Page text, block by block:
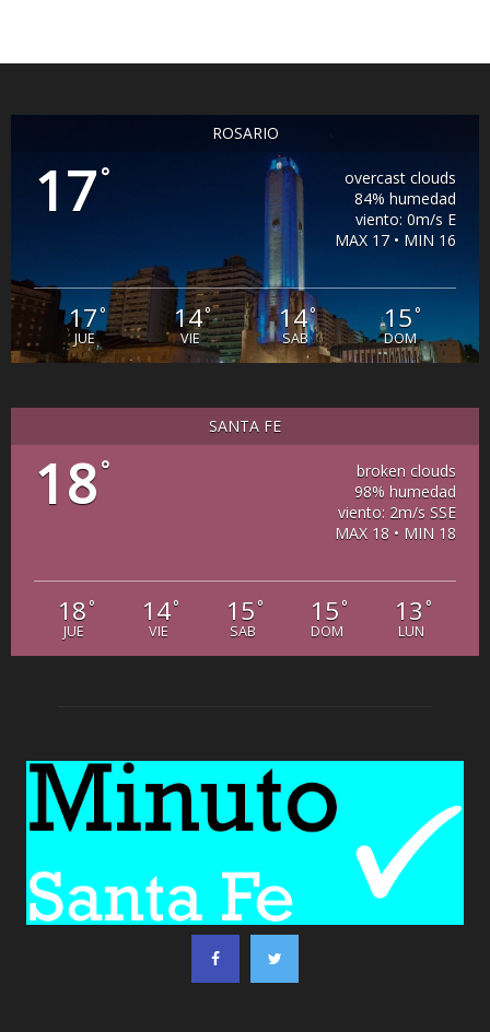
ROSARIO
17°
overcast clouds
84% humedad
viento: 0m/s E
MAX 17 • MIN 16
17°
JUE
14°
VIE
14°
SAB
15°
DOM
SANTA FE
18°
broken clouds
98% humedad
viento: 2m/s SSE
MAX 18 • MIN 18
18°
JUE
14°
VIE
15°
SAB
15°
DOM
13 °
LUN